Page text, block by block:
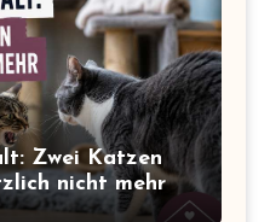
Zwei Katzen
nicht mehr